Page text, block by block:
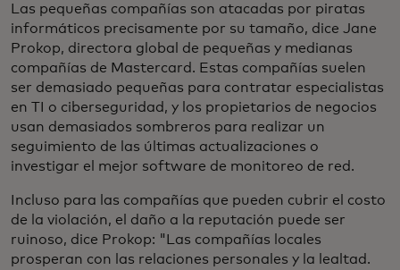
Las pequeñas compañías son atacadas por piratas
informáticos precisamente por su tamaño, dice Jane
Prokop, directora global de pequeñas y medianas
compañías de Mastercard. Estas compañías suelen
ser demasiado pequeñas para contratar especialistas
en TI o ciberseguridad, y los propietarios de negocios
usan demasiados sombreros para realizar un
seguimiento de las últimas actualizaciones o
investigar el mejor software de monitoreo de red.
Incluso para las compañías que pueden cubrir el costo
de la violación, el daño a la reputación puede ser
ruinoso, dice Prokop: "Las compañías locales
prosperan con las relaciones personales y la lealtad.